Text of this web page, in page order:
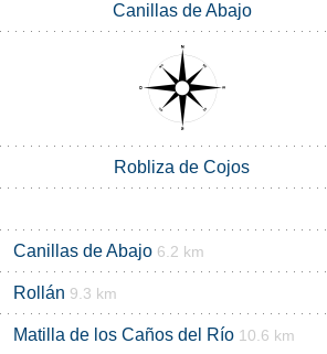
Canillas de Abajo
Robliza de Cojos
Canillas de Abajo 6.2 km
Rollán 9.3 km
Matilla de los Caños del Río 10.6 km